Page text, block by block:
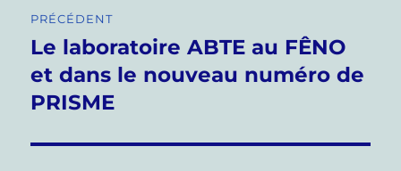
de
l’article
PRÉCÉDENT
Publication
précédente :
Le laboratoire ABTE au FÊNO
et dans le nouveau numéro de
PRISME